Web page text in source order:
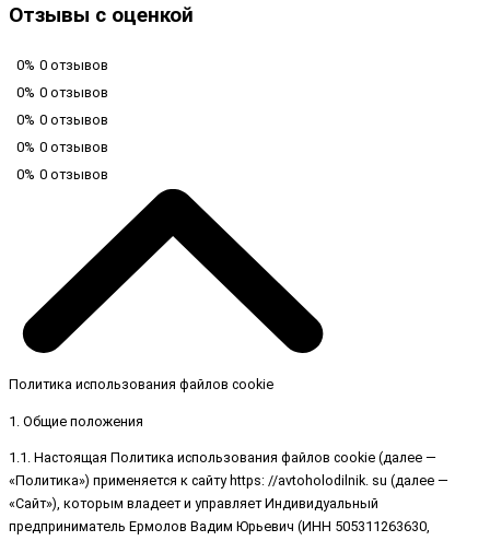
Отзывы с оценкой
0% 0 отзывов
0% 0 отзывов
0% 0 отзывов
0% 0 отзывов
0% 0 отзывов
Политика использования файлов cookie
1. Общие положения
1.1. Настоящая Политика использования файлов cookie (далее —
«Политика») применяется к сайту https: //avtoholodilnik. su (далее —
«Сайт»), которым владеет и управляет Индивидуальный
предприниматель Ермолов Вадим Юрьевич (ИНН 505311263630,